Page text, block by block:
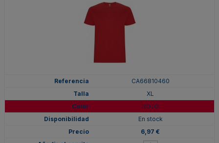
CA66810460
XL
ROJO
En stock
6,97 €